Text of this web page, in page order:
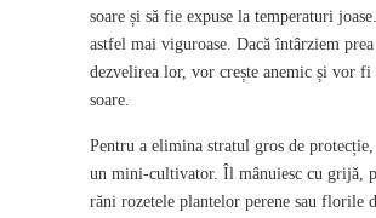
soare și să fie expuse la temperaturi
astfel mai viguroase. Dacă întârziem
dezvelirea lor, vor crește anemic și vor fi
soare.
Pentru a elimina stratul gros de protecție,
un mini-cultivator. Îl mânuiesc cu grijă,
răni rozetele plantelor perene sau florile